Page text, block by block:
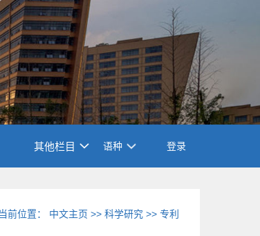
其他栏目 语种 登录
当前位置： 中文主页 >>科学研究 >>专利